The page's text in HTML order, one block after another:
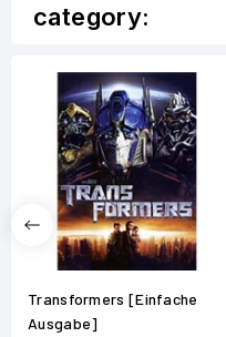
category:
Transformers [Einfache
Ausgabe]